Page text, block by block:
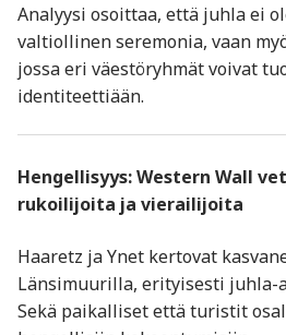
Analyysi osoittaa, että juhla ei
valtiollinen seremonia, vaan
jossa eri väestöryhmät voivat
identiteettiään.
Hengellisyys:Western Wall
rukoilijoita ja vierailijoita
Haaretz ja Ynet kertovat
Länsimuurilla, erityisesti juhla-
Sekä paikalliset että turistit